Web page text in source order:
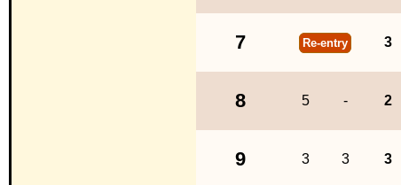
7 Re-entry 3
8 5 - 2
9 3 3 3